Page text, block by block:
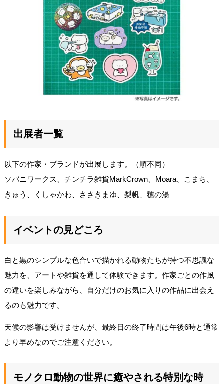
出展者一覧
以下の作家・ブランドが出展します。（順不同）
ソバニワークス、チンチラ雑貨MarkCrown、Moara、こまち、
きゅう、くしゃかわ、ささきまゆ、梨帆、穂の湯
イベントの見どころ
白と黒のシンプルな色合いで描かれる動物たちが持つ不思議な
魅力を、アートや雑貨を通して体験できます。作家ごとの作風
の違いを楽しみながら、自分だけのお気に入りの作品に出会え
るのも魅力です。
天候の影響は受けませんが、最終日の終了時間は午後6時と通常
より早めなのでご注意ください。
モノクロ動物の世界に癒やされる特別な時